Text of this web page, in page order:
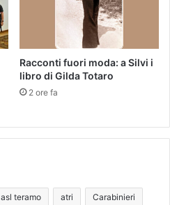
Racconti fuori moda: a Silvi i
libro di Gilda Totaro
2 ore fa
asl teramo atri Carabinieri